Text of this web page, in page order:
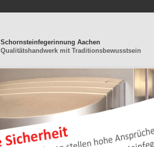
Schornsteinfegerinnung Aachen
Qualitätshandwerk mit Traditionsbewusstsein